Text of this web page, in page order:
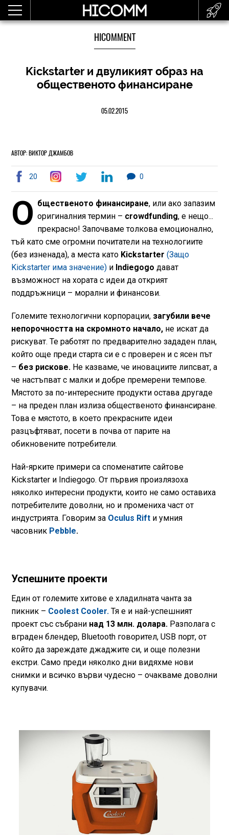
HICOMMENT
Kickstarter и двуликият образ на
общественото финансиране
05.02.2015
АВТОР: ВИКТОР ДЖАМБОВ
20 0
О бщественото финансиране, или ако запазим
оригиналния термин – crowdfunding, е нещо...
прекрасно! Започваме толкова емоционално,
тъй като сме огромни почитатели на технологиите
(без изненада), а места като Kickstarter (Защо
Kickstarter има значение)и Indiegogo дават
възможност на хората с идеи да открият
поддръжници – морални и финансови.
Големите технологични корпорации, загубили вече
непорочността на скромното начало,не искат да
рискуват. Те работят по предварително зададен план,
който още преди старта си е с проверен и с ясен път
– без рискове.Не казваме, че иновациите липсват, а
че настъпват с малки и добре премерени темпове.
Мястото за по-интересните продукти остава другаде
– на преден план излиза общественото финансиране.
Това е мястото, в което прекрасните идеи
разцъфтяват, посети в почва от парите на
обикновените потребители.
Най-ярките примери са споменатите сайтове
Kickstarter и Indiegogo. От първия произлязоха
няколко интересни продукти, които не само оставиха
потребителите доволни, но и промениха част от
индустрията. Говорим за Oculus Riftи умния
часовник Pebble.
Успешните проекти
Един от големите хитове е хладилната чанта за
пикник – Coolest Cooler.Тя е и най-успешният
проект със събрани над 13 млн. долара. Разполага с
вграден блендер, Bluetooth говорител, USB порт, от
който да зареждате джаджите си, и още полезни
екстри. Само преди няколко дни видяхме нови
снимки и всичко върви чудесно – очакваме доволни
купувачи.